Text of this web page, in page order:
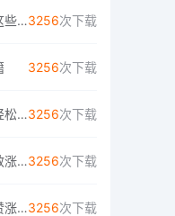
玩转快手，粉丝飙升！掌握这些技巧让你轻松3256次下载
3256次下载
揭秘抖音涨粉的六大秘诀，轻松成为网红！3256次下载
轻松俘获小红书粉丝心：高效涨赞涨粉指南3256次下载
小红书爆红秘诀大公开：涨赞涨粉两不误的技3256次下载